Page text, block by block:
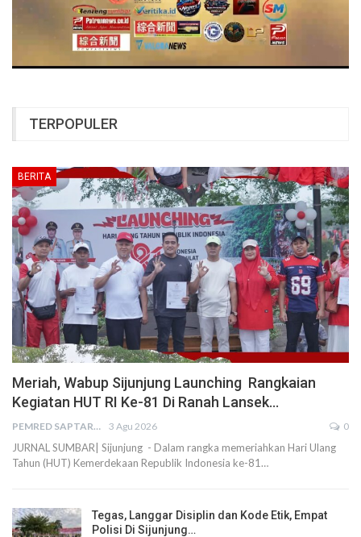
TERPOPULER
BERITA
Meriah, Wabup Sijunjung Launching Rangkaian
Kegiatan HUT RI Ke-81 Di Ranah Lansek…
PEMRED SAPTARIUS 3 Agu 2026 0
JURNAL SUMBAR| Sijunjung - Dalam rangka memeriahkan Hari Ulang
Tahun (HUT) Kemerdekaan Republik Indonesia ke-81…
Tegas, Langgar Disiplin dan Kode Etik, Empat
Polisi Di Sijunjung…